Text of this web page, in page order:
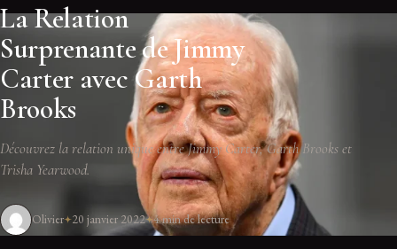
La Relation
Surprenante de Jimmy
Carter avec Garth
Brooks
Découvrez la relation unique entre Jimmy Carter, Garth Brooks et
Trisha Yearwood.
Olivier 20 janvier 2022 4 min de lecture